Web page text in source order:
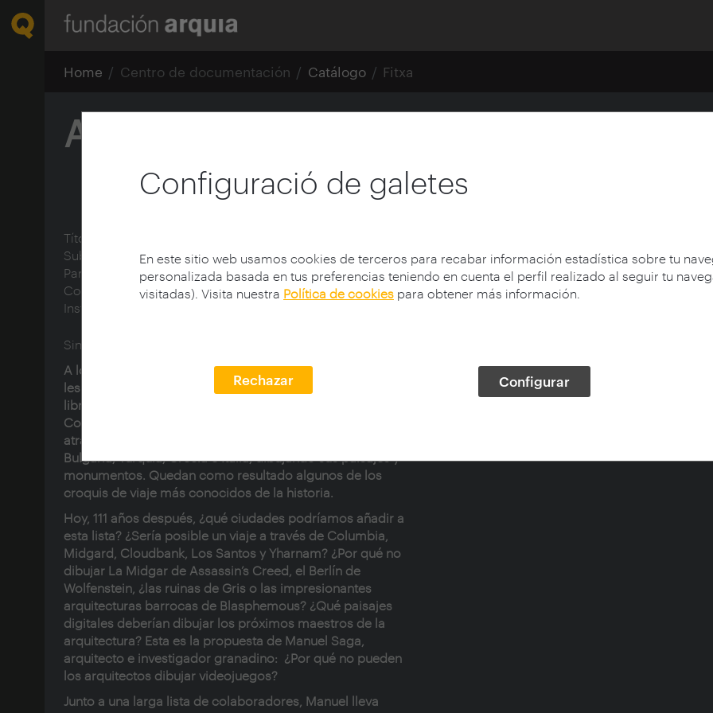
Configuració de galetes
En este sitio web usamos cookies de terceros para recabar información estadística sobre tu
personalizada basada en tus preferencias teniendo en cuenta el perfil realizado al seguir tu
visitadas). Visita nuestra Política de cookies para obtener más información.
Rechazar Configurar
Home Centro de documentación Catálogo Fitxa
Arquitectos dibujando videojuegos
Títol:
Subtítol:
[Conferencia Manuel Saga]
Participant:
Saga, Manuel
Contribució:
Meetaverse
Institució cedent:
Sinopsi:
A los grandes
arquitectos y arquitectasde la historia se
les conoce casi siempre por susdibujos.
libretas, planos y servilletas. Por ejemplo, en 1911, Le
Corbusier partía hacia su gran viaje formativo
atravesando Alemania, Bohemia, Serbia, Rumanía,
Bulgaria, Turquía, Grecia e Italia, dibujando sus paisajes y
monumentos. Quedan como resultado algunos de los
croquis de viaje más conocidos de la historia.
Hoy, 111 años después, ¿qué ciudades podríamos añadir a
esta lista? ¿Sería posible un viaje a través de Columbia,
Midgard, Cloudbank, Los Santos y Yharnam? ¿Por qué no
dibujar La Midgar de Assassin’s Creed, el Berlín de
Wolfenstein, ¿las ruinas de Gris o las impresionantes
arquitecturas barrocas de Blasphemous? ¿Qué paisajes
digitales deberían dibujar los próximos maestros de la
arquitectura? Esta es la propuesta de Manuel Saga
arquitecto e investigador granadino: ¿Por qué no pueden
los arquitectos dibujar videojuegos?
Junto a una larga lista de colaboradores, Manuel lleva